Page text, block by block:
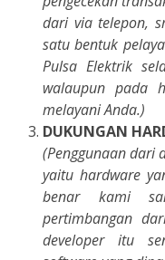
dari via telepon,
satu bentuk
Pulsa Elektrik
walaupun pada
melayani Anda.)
DUKUNGAN
(Penggunaan dari
yaitu hardware
benar kami
pertimbangan
developer itu